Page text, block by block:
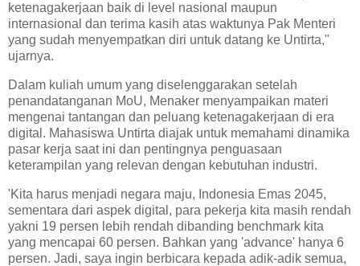
ketenagakerjaan baik di level nasional maupun
internasional dan terima kasih atas waktunya Pak Menteri
yang sudah menyempatkan diri untuk datang ke Untirta,"
ujarnya.
Dalam kuliah umum yang diselenggarakan setelah
penandatanganan MoU, Menaker menyampaikan materi
mengenai tantangan dan peluang ketenagakerjaan di era
digital. Mahasiswa Untirta diajak untuk memahami dinamika
pasar kerja saat ini dan pentingnya penguasaan
keterampilan yang relevan dengan kebutuhan industri.
'Kita harus menjadi negara maju, Indonesia Emas 2045,
sementara dari aspek digital, para pekerja kita masih rendah
yakni 19 persen lebih rendah dibanding benchmark kita
yang mencapai 60 persen. Bahkan yang 'advance' hanya 6
persen. Jadi, saya ingin berbicara kepada adik-adik semua,